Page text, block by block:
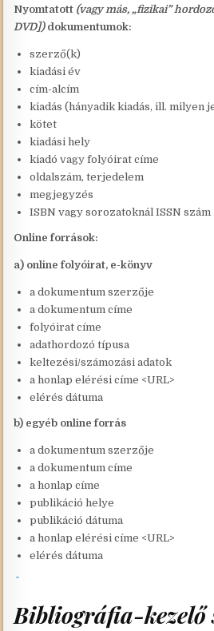
Nyomtatott (vagy más, „fizikai”
DVD])dokumentumok:
szerző(k)
kiadási év
cím-alcím
kiadás (hányadik kiadás, ill. milyen
kötet
kiadási hely
kiadó vagy folyóirat címe
oldalszám, terjedelem
megjegyzés
ISBN vagy sorozatoknál ISSN szám
Online források:
a) online folyóirat, e-könyv
a dokumentum szerzője
a dokumentum címe
folyóirat címe
adathordozó típusa
keltezési/számozási adatok
a honlap elérési címe <URL>
elérés dátuma
b) egyéb online forrás
a dokumentum szerzője
a dokumentum címe
a honlap címe
publikáció helye
publikáció dátuma
a honlap elérési címe <URL>
elérés dátuma
Bibliográfia-kezelő